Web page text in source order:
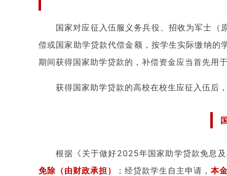
国家对应征入伍服义务兵役、招收为军士（
偿或国家助学贷款代偿金额，按学生实际缴纳的
期间获得国家助学贷款的，补偿资金应当首先用
获得国家助学贷款的高校在校生应征入伍后
根据《关于做好2025年国家助学贷款免息
免除（由财政承担）
；经贷款学生自主申请， 本